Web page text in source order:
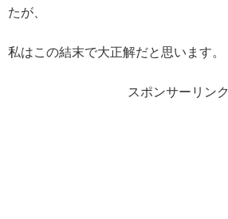
たが、
私はこの結末で大正解だと思います。
スポンサーリンク